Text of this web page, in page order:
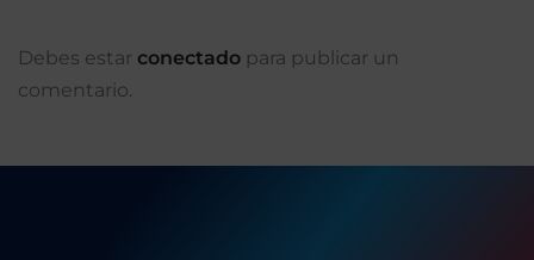
Debes estar conectado para publicar un
comentario.